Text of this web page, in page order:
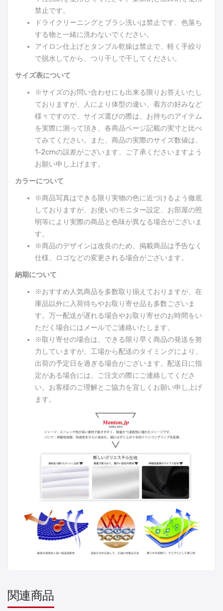
禁止です。
ドライクリーニングとブラシ洗いは禁止です、色落ち
する物と一緒に洗わないでください。
アイロン仕上げとタンブル乾燥は禁止で、軽く手絞り
で脱水してから、つり干しで干してください。
サイズ表について
※サイズのお問い合わせにも出来る限りお答えいたし
ておりますが、人により体型の違い、着方の好みなど
様々ですので、サイズ選びの際は、お持ちのアイテム
を実際に測って頂き、各商品ページ記載の実寸と比べ
てみてください。また、商品の実際のサイズ数値は、
1-2cmの誤差がございます、ご了承くださいますよう
お願い申し上げます。
カラーについて
※商品写真はできる限り実物の色に近づけるよう徹底
しておりますが、お使いのモニター設定、お部屋の照
明等により実際の商品と色味が異なる場合がございま
す。
※商品のデザインは改良のため、掲載商品は予告なく
仕様、ロゴなどの変更される場合がございます。
納期について
※おすすめ人気商品を多数取り揃えておりますが、在
庫品以外に入荷待ちやお取り寄せ品も多数ございま
す。万一配送が遅れる場合やお取り寄せのお時間をい
ただく場合にはメールでご連絡いたします。
※取り寄せの場合は、できる限り早く商品の発送を努
力していますが、工場から配送のタイミングにより、
出荷の予定日を過ぎる場合がございます。配送日に指
定がある場合には、ご注文の際にご連絡してくださ
い。お客様のご理解とご協力を宜しくお願い申し上げ
ます。
関連商品